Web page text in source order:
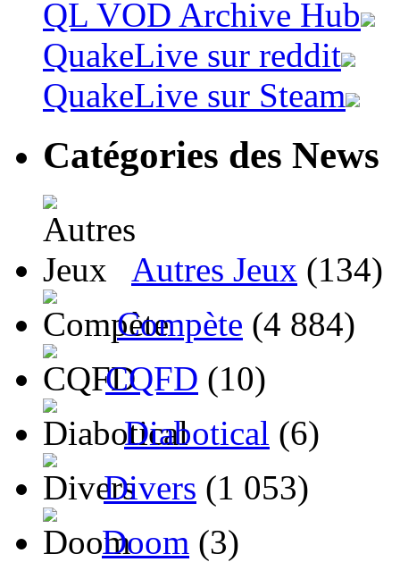
QL VOD Archive Hub
QuakeLive sur reddit
QuakeLive sur Steam
Catégories des News
Autres Jeux (134)
Compète (4 884)
CQFD (10)
Diabotical (6)
Divers (1 053)
Doom (3)